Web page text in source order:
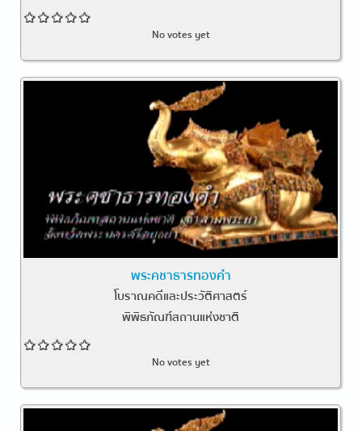
No votes yet
พระคชาธารทองคำ
โบราณคดีและประวัติศาสตร์
พิพิธภัณฑ์สถานแห่งชาติ
No votes yet